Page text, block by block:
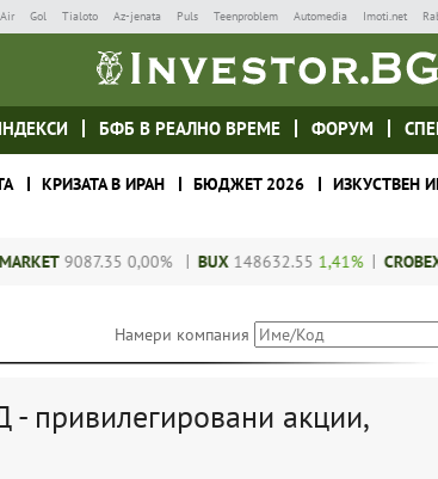
Gol Tialoto Az-jenata Puls Teenproblem Automedia Imoti.net
БФБ В РЕАЛНО ВРЕМЕ ФОРУМ
КРИЗАТА В ИРАН БЮДЖЕТ 2026 ИЗКУСТВЕН
9087.35 0,00% BUX 148632.55 1,41% CROBEX
Намери компания
акции,